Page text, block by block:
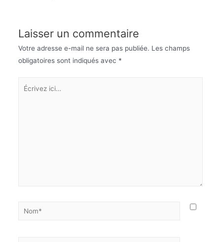
Laisser un commentaire
Votre adresse e-mail ne sera pas publiée. Les champs
obligatoires sont indiqués avec *